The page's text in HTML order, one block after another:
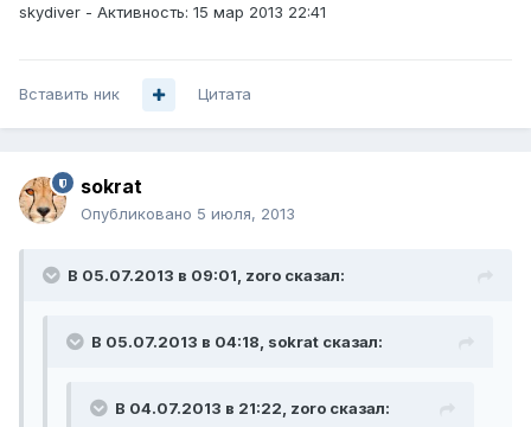
skydiver - Активность: 15 мар 2013 22:41
Вставить ник Цитата
sokrat
Опубликовано 5 июля, 2013
В 05.07.2013 в 09:01, zoro сказал:
В 05.07.2013 в 04:18, sokrat сказал:
В 04.07.2013 в 21:22, zoro сказал: